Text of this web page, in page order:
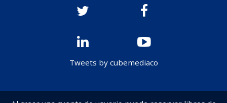
Tweets by cubemediaco